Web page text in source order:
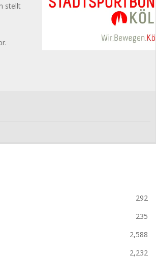
stellt
292
235
2,588
2,232